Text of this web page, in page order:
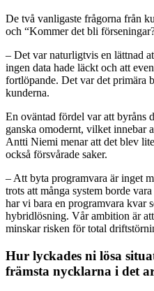
De två vanligaste frågorna från
och “Kommer det bli
– Det var naturligtvis en lättnad
ingen data hade läckt och att
fortlöpande. Det var det primära
kunderna.
En oväntad fördel var att byråns
ganska omodernt, vilket innebar
Antti Niemi menar att det blev
också försvårade saker.
– Att byta programvara är inget
trots att många system borde
har vi bara en programvara kvar
hybridlösning. Vår ambition är
minskar risken för total
Hur lyckades ni lösa
främsta nycklarna i det